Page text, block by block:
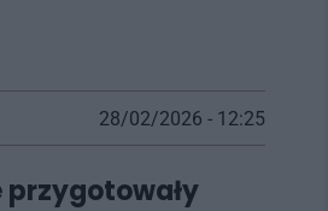
28/02/2026 - 12:25